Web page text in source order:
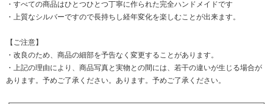
・すべての商品はひとつひとつ丁寧に作られた完全ハンドメイドです
・上質なシルバーですので長持ちし経年変化を楽しむことが出来ます。
【ご注意】
・改良のため、商品の細部を予告なく変更することがあります。
・上記の理由により、商品写真と実物との間には、若干の違いが生じる場合が
あります。予めご了承ください。あります。予めご了承ください。